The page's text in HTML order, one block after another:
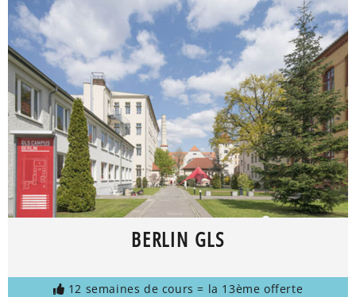
BERLIN GLS
12 semaines de cours = la 13ème offerte